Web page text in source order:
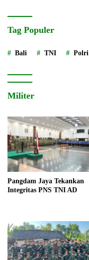
Tag Populer
Bali TNI Polri
Militer
Pangdam Jaya Tekankan
Integritas PNS TNI AD